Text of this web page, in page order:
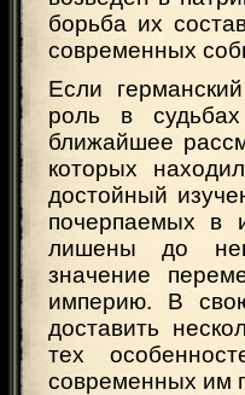
борьба их
современных
Если
роль в
ближайшее
которых
достойный
почерпаемых в
лишены до
значение
империю. В
доставить
тех
современных им